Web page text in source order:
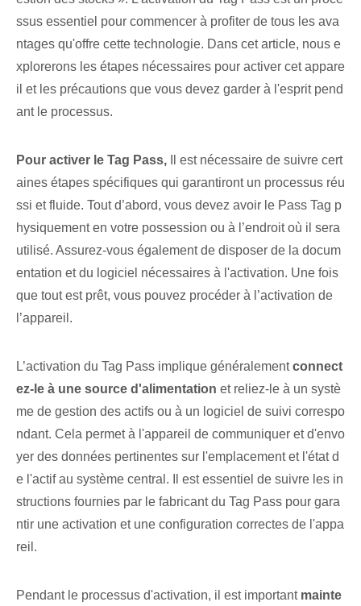
ssus essentiel pour commencer à profiter de tous les ava
ntages qu'offre cette technologie. Dans cet article, nous e
xplorerons les étapes nécessaires pour activer cet appare
il et les précautions que vous devez garder à l'esprit pend
ant le processus.
Pour activer le ⁣Tag Pass, Il est nécessaire de suivre cert
aines étapes spécifiques qui garantiront un processus réu
ssi et fluide. Tout d’abord, vous devez avoir le Pass Tag p
hysiquement en votre possession ou à l’endroit où il sera
utilisé. Assurez-vous également de disposer de la docum
entation et du logiciel nécessaires à l'activation. Une fois
que tout est prêt, vous pouvez procéder à l’activation de
l’appareil.
L’activation du Tag Pass implique généralementconnect
ez-le à une source d'alimentation et reliez-le à un systè
me de gestion des actifs ou à un logiciel de suivi correspo
ndant. Cela permet à l'appareil de communiquer et d'envo
yer des données pertinentes sur l'emplacement et l'état d
e l'actif au système central. Il est essentiel de suivre les in
structions⁢ fournies par le fabricant du Tag Pass pour gara
ntir une activation et une configuration correctes de l'appa
reil.
Pendant le processus d'activation, il est important mainte